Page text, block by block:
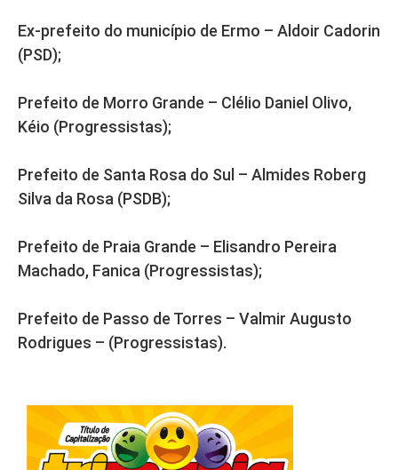
Ex-prefeito do município de Ermo – Aldoir Cadorin
(PSD);
Prefeito de Morro Grande – Clélio Daniel Olivo,
Kéio (Progressistas);
Prefeito de Santa Rosa do Sul – Almides Roberg
Silva da Rosa (PSDB);
Prefeito de Praia Grande – Elisandro Pereira
Machado, Fanica (Progressistas);
Prefeito de Passo de Torres – Valmir Augusto
Rodrigues – (Progressistas).